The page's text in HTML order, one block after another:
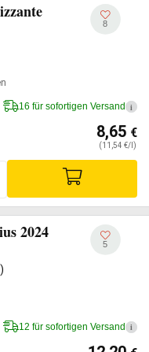
8
16 für sofortigen Versand i
8,65 €
(11,54 €/l)
2024
5
12 für sofortigen Versand i